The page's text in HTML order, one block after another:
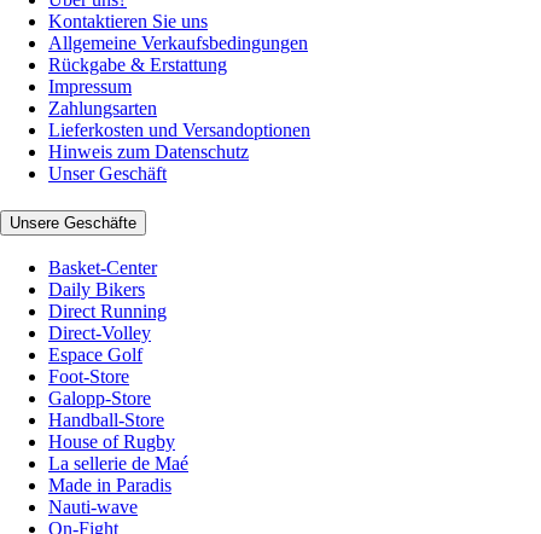
Kontaktieren Sie uns
Allgemeine Verkaufsbedingungen
Rückgabe & Erstattung
Impressum
Zahlungsarten
Lieferkosten und Versandoptionen
Hinweis zum Datenschutz
Unser Geschäft
Unsere Geschäfte
Basket-Center
Daily Bikers
Direct Running
Direct-Volley
Espace Golf
Foot-Store
Galopp-Store
Handball-Store
House of Rugby
La sellerie de Maé
Made in Paradis
Nauti-wave
On-Fight